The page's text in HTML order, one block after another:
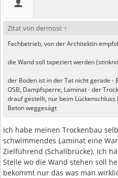
Zitat von dermosi: ↑
Fachbetrieb, von der Architektin
die Wand soll tapeziert werden
der Boden ist in der Tat nicht gerade -
OSB, Dampfsperre, Laminat - der
drauf gestellt, nur beim
Beton weggesägt
Ich habe meinen Trockenbau
schwimmendes Laminat eine
Zielführend (Schallbrücke). Ich
Stelle wo die Wand stehen soll
bekommt nur das was man